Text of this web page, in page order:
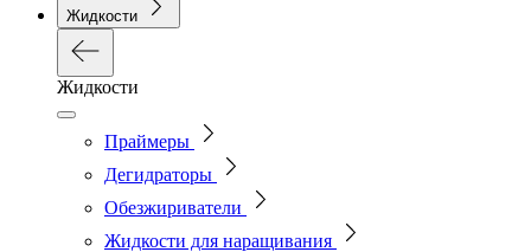
Жидкости
Жидкости
Праймеры
Дегидраторы
Обезжириватели
Жидкости для наращивания